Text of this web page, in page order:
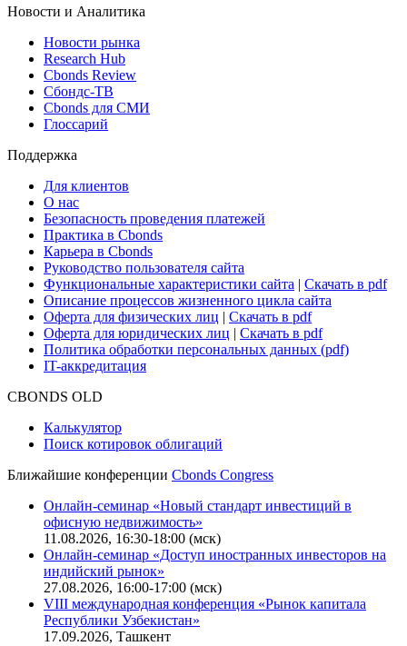
Новости и Аналитика
Новости рынка
Research Hub
Cbonds Review
Сбондс-ТВ
Cbonds для СМИ
Глоссарий
Поддержка
Для клиентов
О нас
Безопасность проведения платежей
Практика в Cbonds
Карьера в Cbonds
Руководство пользователя сайта
Функциональные характеристики сайта | Скачать в pdf
Описание процессов жизненного цикла сайта
Оферта для физических лиц | Скачать в pdf
Оферта для юридических лиц | Скачать в pdf
Политика обработки персональных данных (pdf)
IT-аккредитация
CBONDS OLD
Калькулятор
Поиск котировок облигаций
Ближайшие конференции Cbonds Congress
Онлайн-семинар «Новый стандарт инвестиций в
офисную недвижимость»
11.08.2026, 16:30-18:00 (мск)
Онлайн-семинар «Доступ иностранных инвесторов на
индийский рынок»
27.08.2026, 16:00-17:00 (мск)
VIII международная конференция «Рынок капитала
Республики Узбекистан»
17.09.2026, Ташкент